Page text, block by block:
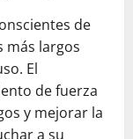
de
más largos
El
de fuerza
y mejorar la
a su